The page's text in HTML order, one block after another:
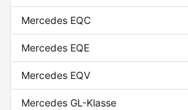
Mercedes EQC
Mercedes EQE
Mercedes EQV
Mercedes GL-Klasse